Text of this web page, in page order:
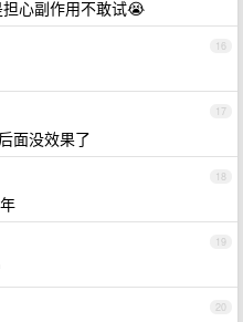
心副作用不敢试😭
16
17
面没效果了
18
19
20